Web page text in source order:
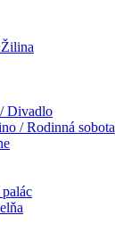
Divadlo
/ Rodinná sobota